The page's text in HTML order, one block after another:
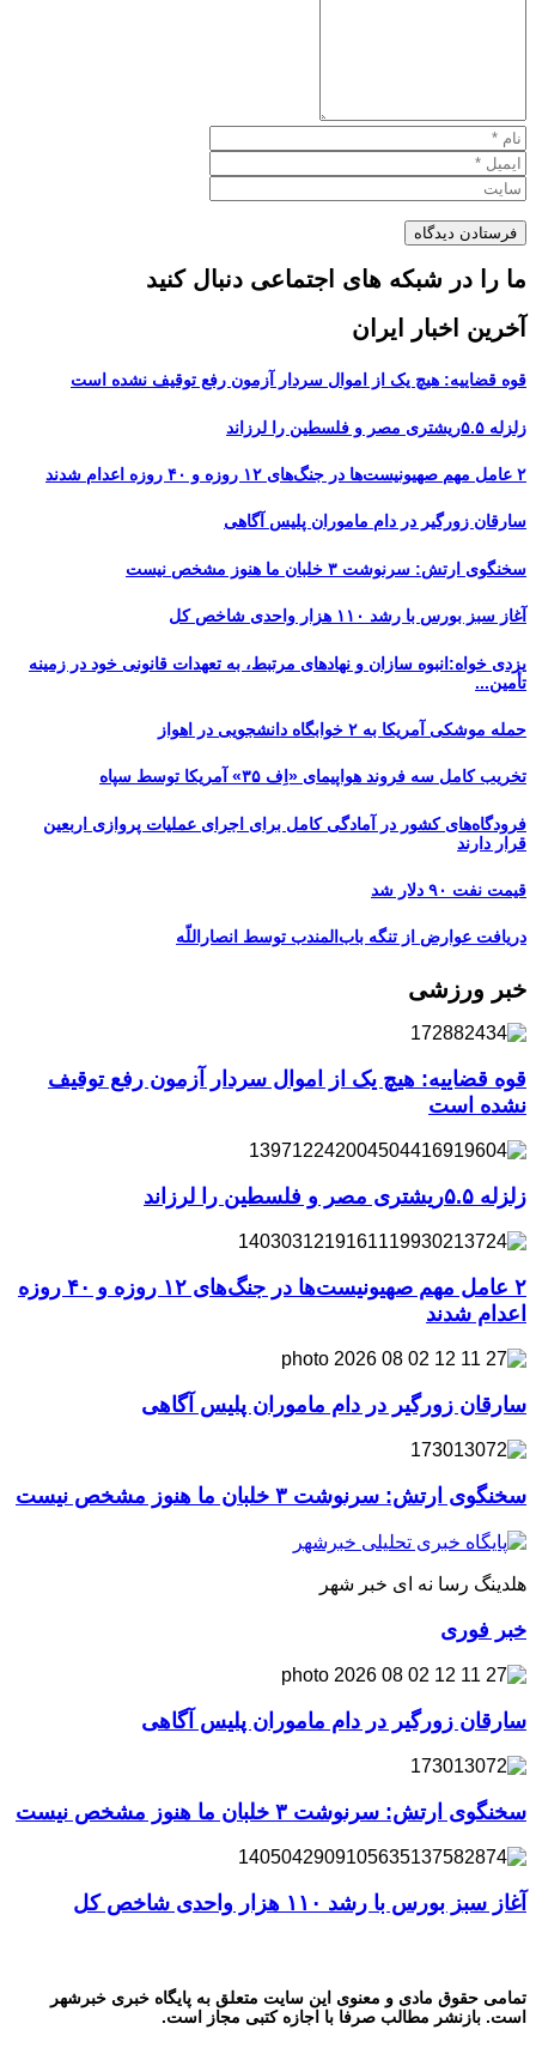
ما را در شبکه های اجتماعی دنبال کنید
آخرین اخبار ایران
قوه قضاییه: هیچ یک از اموال سردار آزمون رفع توقیف نشده است
زلزله ۵.۵ریشتری مصر و فلسطین را لرزاند
۲ عامل مهم صهیونیست‌ها در جنگ‌های ۱۲ روزه و ۴۰ روزه اعدام شدند
سارقان زورگیر در دام ماموران پلیس آگاهی
سخنگوی ارتش: سرنوشت ۳ خلبان ما هنوز مشخص نیست
آغاز سبز بورس با رشد ۱۱۰ هزار واحدی شاخص کل
یزدی خواه:انبوه سازان و نهادهای مرتبط، به تعهدات قانونی خود در زمینه
تأمین...
حمله موشکی آمریکا به ۲ خوابگاه دانشجویی در اهواز
تخریب کامل سه فروند هواپیمای «اِف ۳۵» آمریکا توسط سپاه
فرودگاه‌های کشور در آمادگی کامل برای اجرای عملیات پروازی اربعین
قرار دارند
قیمت نفت ۹۰ دلار شد
دریافت عوارض از تنگه باب‌المندب توسط انصاراللّه
خبر ورزشی
قوه قضاییه: هیچ یک از اموال سردار آزمون رفع توقیف
نشده است
زلزله ۵.۵ریشتری مصر و فلسطین را لرزاند
۲ عامل مهم صهیونیست‌ها در جنگ‌های ۱۲ روزه و ۴۰ روزه
اعدام شدند
سارقان زورگیر در دام ماموران پلیس آگاهی
سخنگوی ارتش: سرنوشت ۳ خلبان ما هنوز مشخص نیست
هلدینگ رسا نه ای خبر شهر
خبر فوری
سارقان زورگیر در دام ماموران پلیس آگاهی
سخنگوی ارتش: سرنوشت ۳ خلبان ما هنوز مشخص نیست
آغاز سبز بورس با رشد ۱۱۰ هزار واحدی شاخص کل
تمامی حقوق مادی و معنوی این سایت متعلق به پایگاه خبری خبرشهر
است. بازنشر مطالب صرفا با اجازه کتبی مجاز است.